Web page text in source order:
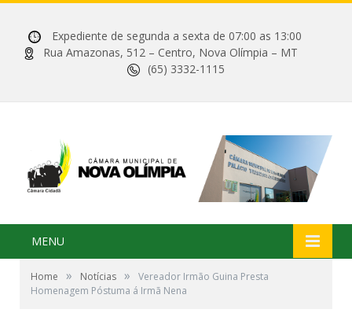
Expediente de segunda a sexta de 07:00 as 13:00
Rua Amazonas, 512 – Centro, Nova Olímpia – MT
(65) 3332-1115
MENU
Home » Notícias »
Vereador Irmão Guina Presta
Homenagem Póstuma á Irmã Nena